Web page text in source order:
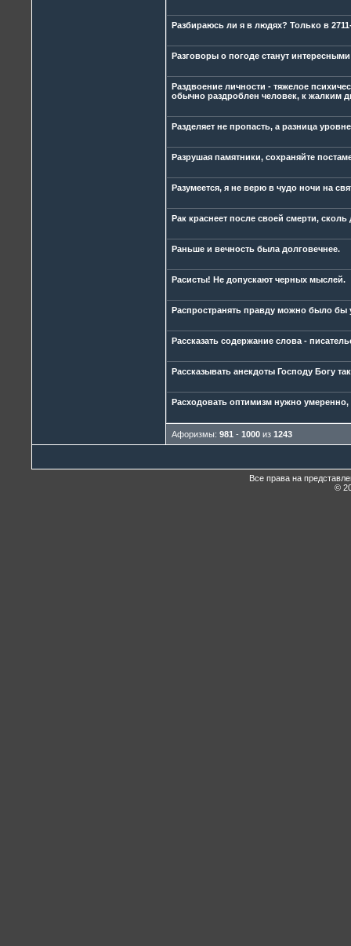
Разбираюсь ли я в людях? Только в
Разговоры о погоде станут
Раздвоение личности - тяжелое
обычно раздроблен человек, к жалким
Разделяет не пропасть, а разница
Разрушая памятники, сохраняйте
Разумеется, я не верю в чудо ночи на
Рак краснеет после своей смерти,
Раньше и вечность была долговечнее.
Расисты! Не допускают черных мыслей.
Распространять правду можно было бы
Рассказать содержание слова -
Рассказывать анекдоты Господу Богу
Расходовать оптимизм нужно
Афоризмы: 981 - 1000 из 1243
Все права на
©